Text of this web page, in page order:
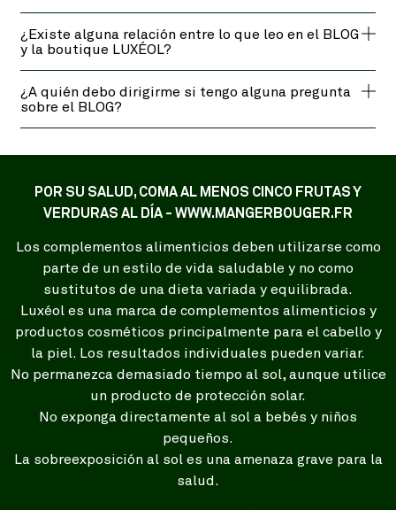
¿Existe alguna relación entre lo que leo en el BLOG
y la boutique LUXÉOL?
¿A quién debo dirigirme si tengo alguna pregunta
sobre el BLOG?
POR SU SALUD, COMA AL MENOS CINCO FRUTAS Y
VERDURAS AL DÍA - WWW.MANGERBOUGER.FR
Los complementos alimenticios deben utilizarse como
parte de un estilo de vida saludable y no como
sustitutos de una dieta variada y equilibrada.
Luxéol es una marca de complementos alimenticios y
productos cosméticos principalmente para el cabello y
la piel. Los resultados individuales pueden variar.
No permanezca demasiado tiempo al sol, aunque utilice
un producto de protección solar.
No exponga directamente al sol a bebés y niños
pequeños.
La sobreexposición al sol es una amenaza grave para la
salud.